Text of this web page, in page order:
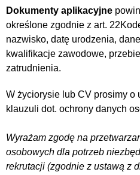
Dokumenty aplikacyjne
określone zgodnie z art.
nazwisko, datę urodzenia,
kwalifikacje zawodowe,
zatrudnienia.
W życiorysie lub CV prosimy o
klauzuli dot. ochrony danych
Wyrażam zgodę na
osobowych dla potrzeb
rekrutacji (zgodnie z ustawą z